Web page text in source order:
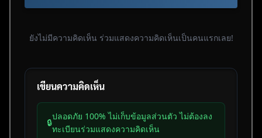
ยังไม่มีความคิดเห็น ร่วมแสดงความคิดเห็นเป็นคนแรกเลย!
เขียนความคิดเห็น
🔒
ปลอดภัย 100% ไม่เก็บข้อมูลส่วนตัว ไม่ต้องลง
ทะเบียนร่วมแสดงความคิดเห็น